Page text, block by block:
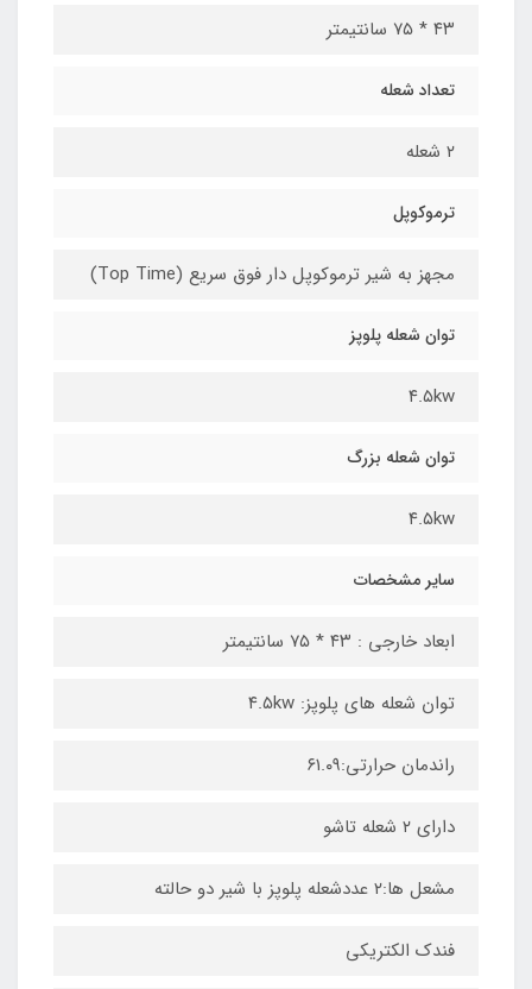
۴۳ * ۷۵ سانتیمتر
تعداد شعله
۲ شعله
ترموکوپل
مجهز به شیر ترموکوپل دار فوق سریع (Top Time)
توان شعله پلوپز
۴.۵kw
توان شعله بزرگ
۴.۵kw
سایر مشخصات
ابعاد خارجی : ۴۳ * ۷۵ سانتیمتر
توان شعله های پلوپز: ۴.۵kw
راندمان حرارتی:۶۱.۰۹
دارای ۲ شعله تاشو
مشعل ها:۲ عددشعله پلوپز با شیر دو حالته
فندک الکتریکی